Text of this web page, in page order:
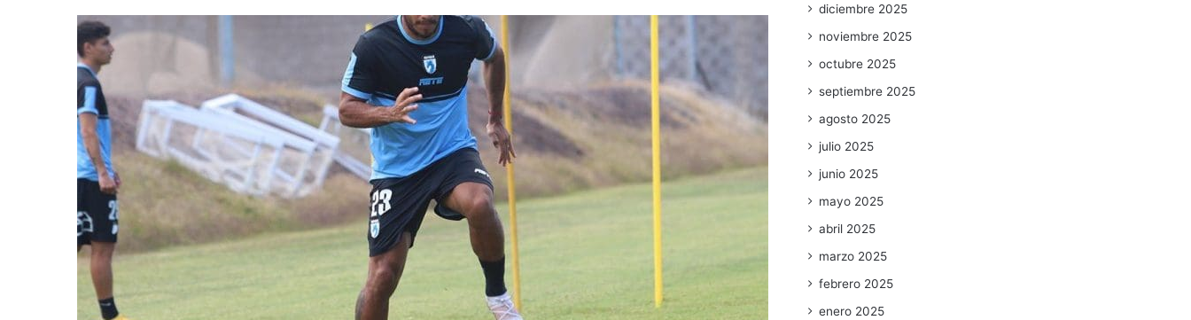
diciembre 2025
noviembre 2025
octubre 2025
septiembre 2025
agosto 2025
julio 2025
junio 2025
mayo 2025
abril 2025
marzo 2025
febrero 2025
enero 2025